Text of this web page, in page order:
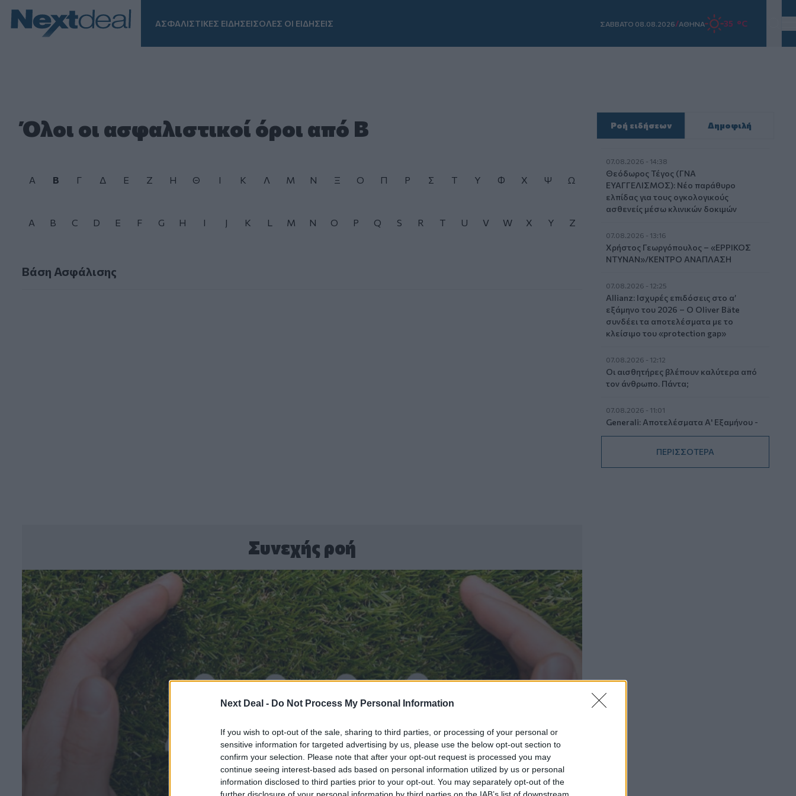
Next Deal - Do Not Process My Personal Information
If you wish to opt-out of the sale, sharing to third parties, or processing of your personal or
sensitive information for targeted advertising by us, please use the below opt-out section to
confirm your selection. Please note that after your opt-out request is processed you may
continue seeing interest-based ads based on personal information utilized by us or personal
information disclosed to third parties prior to your opt-out. You may separately opt-out of the
ΑΣΦΑΛΙΣΤΙΚΕΣ ΕΙΔΗΣΕΙΣΟΛΕΣ ΟΙ ΕΙΔΗΣΕΙΣ ΣAΒΒΑΤΟ 08.08.2026/ΑΘΗΝΑ 35 °C
Όλοι οι ασφαλιστικοί όροι από Β
Α Β Γ Δ Ε Ζ Η Θ Ι Κ Λ Μ Ν Ξ Ο Π Ρ Σ Τ Υ Φ Χ Ψ Ω
A B C D E F G H I J K L M N O P Q S R T U V W X Y Z
Βάση Ασφάλισης
Βάση Ασφάλισης
Ροή ειδήσεων Δημοφιλή
07.08.2026 - 14:38
Θεόδωρος Τέγος (ΓΝΑ
ΕΥΑΓΓΕΛΙΣΜΟΣ): Νέο παράθυρο
ελπίδας για τους ογκολογικούς
ασθενείς μέσω κλινικών δοκιμών
07.08.2026 - 13:16
Χρήστος Γεωργόπουλος – «ΕΡΡΙΚΟΣ
ΝΤΥΝΑΝ»/ΚΕΝΤΡΟ ΑΝΑΠΛΑΣΗ
07.08.2026 - 12:25
Allianz: Ισχυρές επιδόσεις στο α’
εξάμηνο του 2026 – Ο Oliver Bäte
συνδέει τα αποτελέσματα με το
κλείσιμο του «protection gap»
07.08.2026 - 12:12
Οι αισθητήρες βλέπουν καλύτερα από
τον άνθρωπο. Πάντα;
07.08.2026 - 11:01
Generali: Αποτελέσματα Α' Εξαμήνου -
Εξαιρετική ανάπτυξη στα Λειτουργικά
Αποτελέσματα με συμβολή από όλες
τις επιχειρηματικές δραστηριότητες
Metlen, μεγαλώνει ταχύτατα η
CrediaBank
ΠΕΡΙΣΣΟΤΕΡΑ
Συνεχής ροή